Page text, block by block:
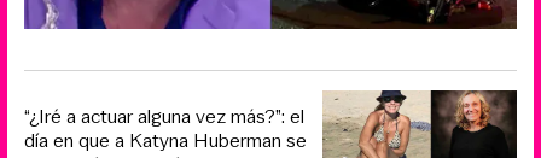
“¿Iré a actuar alguna vez más?”: el
día en que a Katyna Huberman se